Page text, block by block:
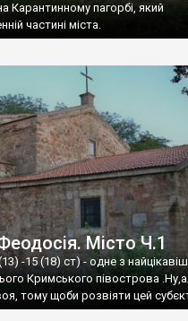
Карантинному пагорбі, який
частині міста.
Місто Ч.1
-15 (18) ст) - одне з
Кримського півострова
тому щоби розвіяти цей
це